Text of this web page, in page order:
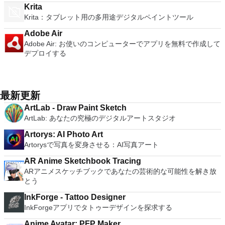
Krita
Krita：タブレット用の多用途デジタルペイントツール
Adobe Air
Adobe Air: お使いのコンピューターでアプリを無料で作成して
デプロイする
最新更新
ArtLab - Draw Paint Sketch
ArtLab: あなたの究極のデジタルアートスタジオ
Artorys: AI Photo Art
Artorysで写真を変身させる：AI写真アート
AR Anime Sketchbook Tracing
ARアニメスケッチブックであなたの芸術的な可能性を解き放
とう
InkForge - Tattoo Designer
InkForgeアプリでタトゥーデザインを探求する